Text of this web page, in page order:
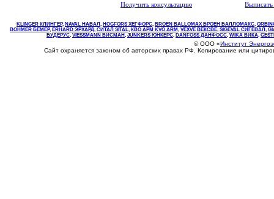
Получить консультацию
KLINGER КЛИНГЕР, NAVAL НАВАЛ , НOGFORS ХЕГФОРС, BROEN BALLOMAX БРОЕН БАЛЛОМАКС,
BOHMER БЕМЕР, ERHARD ЭРХАРД, СИТАЛ SITAL, КВО АРМ KVO ARM, VEXVE ВЕКСВЕ, SIGEVAL СИГЕВАЛ ,
БУДЕРУС, VIESSMANN ВИСМАН , JUNKERS ЮНКЕРС. DANFOSS ДАНФОСС, WIKA ВИКА,
© ООО «Институт
Сайт охраняется законом об авторских правах РФ. Копирование или